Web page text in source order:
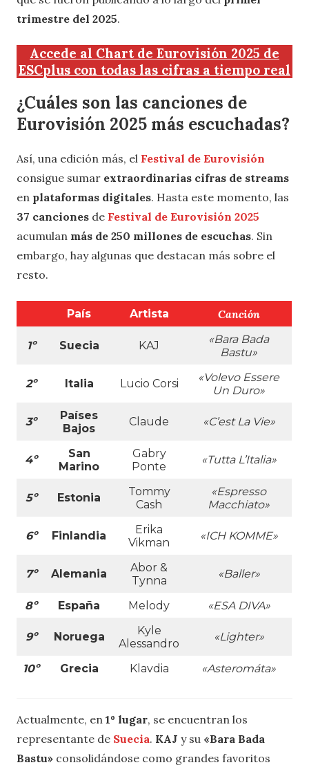
trimestre del 2025.
Accede al Chart de Eurovisión 2025 de
ESCplus con todas las cifras a tiempo real
¿Cuáles son las canciones de
Eurovisión 2025 más escuchadas?
Así, una edición más, el Festival de Eurovisión
consigue sumar extraordinarias cifras de streams
en plataformas digitales. Hasta este momento, las
37 canciones de Festival de Eurovisión 2025
acumulan más de 250 millones de escuchas. Sin
embargo, hay algunas que destacan más sobre el
resto.
País Artista Canción
1º Suecia KAJ
«Bara Bada
Bastu»
2º Italia Lucio Corsi
«Volevo Essere
Un Duro»
3º
Países
Bajos
Claude «C’est La Vie»
4º
San
Marino
Gabry
Ponte
«Tutta L’Italia»
5º Estonia
Tommy
Cash
«Espresso
Macchiato»
6º Finlandia
Erika
Vikman
«ICH KOMME»
7º Alemania
Abor &
Tynna
«Baller»
8º España Melody «ESA DIVA»
9º Noruega
Kyle
Alessandro
«Lighter»
10º Grecia Klavdia «Asteromáta»
Actualmente, en 1º lugar, se encuentran los
representante de Suecia. KAJ y su «Bara Bada
Bastu» consolidándose como grandes favoritos